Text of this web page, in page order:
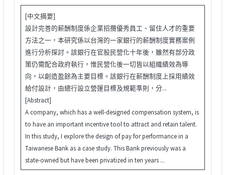
[中文摘要]
設計完善的薪酬制度係企業招攬優秀員工、留住人才的重要
方法之一，本研究係以台灣的一家銀行的薪酬制度實務案例
進行分析探討。該銀行在官股民營化十年後，雖然有部分政
策仍需配合政府執行，惟民營化後一切皆以組織績效為導
向，以創造盈餘為主要目標。該銀行在薪酬制度上採用績效
給付設計，由總行設立營運目標及規範準則，分...
[Abstract]
A company, which has a well-designed compensation system, is
to have an important incentive tool to attract and retain talent.
In this study, I explore the design of pay for performance in a
Taiwanese Bank as a case study. This Bank previously was a
state-owned but have been privatized in ten years ...